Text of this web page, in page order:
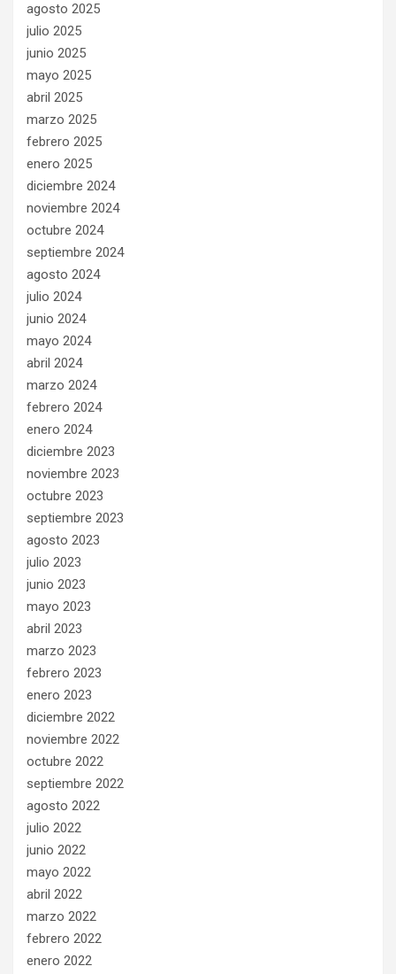
agosto 2025
julio 2025
junio 2025
mayo 2025
abril 2025
marzo 2025
febrero 2025
enero 2025
diciembre 2024
noviembre 2024
octubre 2024
septiembre 2024
agosto 2024
julio 2024
junio 2024
mayo 2024
abril 2024
marzo 2024
febrero 2024
enero 2024
diciembre 2023
noviembre 2023
octubre 2023
septiembre 2023
agosto 2023
julio 2023
junio 2023
mayo 2023
abril 2023
marzo 2023
febrero 2023
enero 2023
diciembre 2022
noviembre 2022
octubre 2022
septiembre 2022
agosto 2022
julio 2022
junio 2022
mayo 2022
abril 2022
marzo 2022
febrero 2022
enero 2022